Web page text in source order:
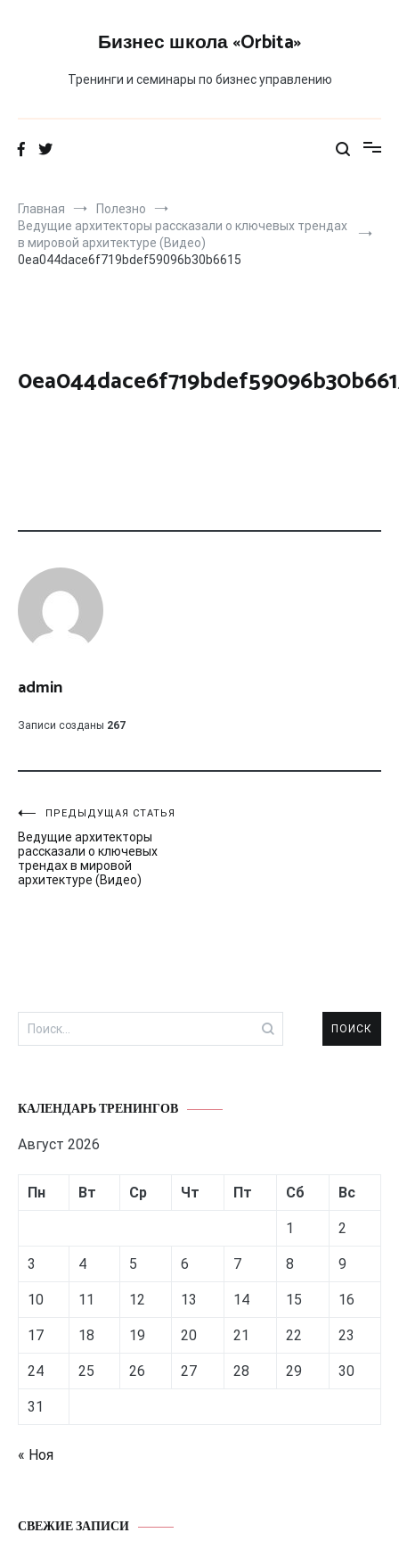
Бизнес школа «Orbita»
Тренинги и семинары по бизнес управлению
Главная
Полезно
Ведущие архитекторы рассказали о ключевых трендах
в мировой архитектуре (Видео)
0ea044dace6f719bdef59096b30b6615
admin
Записи созданы 267
Навигация
по
записям
ПРЕДЫДУЩАЯ СТАТЬЯ
Ведущие архитекторы
рассказали о ключевых
трендах в мировой
архитектуре (Видео)
Найти:
КАЛЕНДАРЬ ТРЕНИНГОВ
Август 2026
Пн Вт Ср Чт Пт Сб Вс
1 2
3 4 5 6 7 8 9
10 11 12 13 14 15 16
17 18 19 20 21 22 23
24 25 26 27 28 29 30
31
« Ноя
СВЕЖИЕ ЗАПИСИ